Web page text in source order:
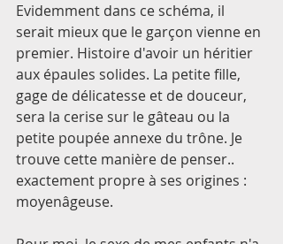
Evidemment dans ce schéma, il
serait mieux que le garçon vienne en
premier. Histoire d'avoir un héritier
aux épaules solides. La petite fille,
gage de délicatesse et de douceur,
sera la cerise sur le gâteau ou la
petite poupée annexe du trône. Je
trouve cette manière de penser..
exactement propre à ses origines :
moyenâgeuse.